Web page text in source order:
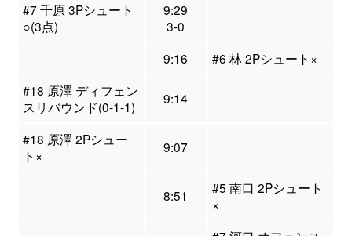
#7 千原 3Pシュート
○(3点)
9:29
3-0
9:16
#6 林 2Pシュート×
#18 原澤 ディフェン
スリバウンド(0-1-1)
9:14
#18 原澤 2Pシュー
ト×
9:07
8:51
#5 南口 2Pシュート
×